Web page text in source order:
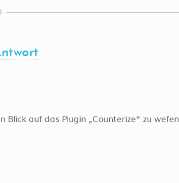
auf das Plugin „Counterize“ zu wefen